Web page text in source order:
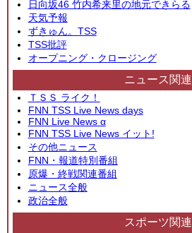
日向坂46 竹内希来里の地元できらる
天気予報
ずきゅん。TSS
TSS批評
オープニング・クロージング
ニュース関連
ＴＳＳ ライク！
FNN TSS Live News days
FNN Live News α
FNN TSS Live News イット!
その他ニュース
FNN・報道特別番組
原爆・終戦関連番組
ニュース全般
政治全般
スポーツ関連